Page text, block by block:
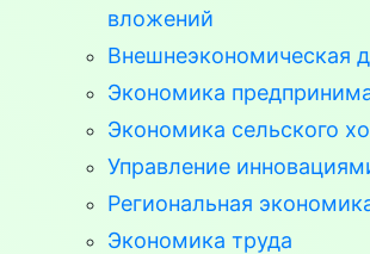
вложений
Внешнеэкономическая
Экономика
Экономика сельского
Управление
Региональная
Экономика труда